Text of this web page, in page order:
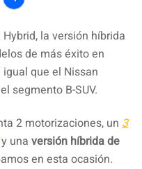
Compartir
la versión híbrida
de más éxito en
que el Nissan
segmento B-SUV.
2 motorizaciones, un 3
una versión híbrida de
en esta ocasión.